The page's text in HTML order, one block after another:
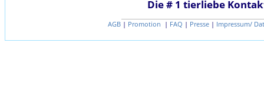
Die # 1 tierliebe
AGB | Promotion | FAQ | Presse | Impressum/